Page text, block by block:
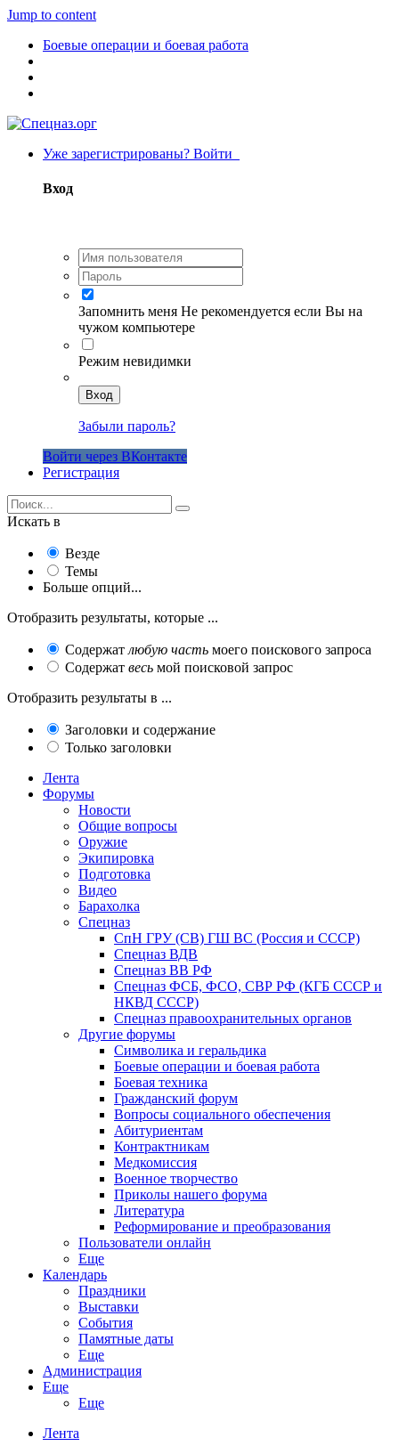
Jump to content
Боевые операции и боевая работа
Уже зарегистрированы? Войти
Вход
Запомнить меня Не рекомендуется если Вы на
чужом компьютере
Режим невидимки
Вход
Забыли пароль?
Войти через ВКонтакте
Регистрация
Искать в
Везде
Темы
Больше опций...
Отобразить результаты, которые ...
Содержат любую часть моего поискового запроса
Содержат весь мой поисковой запрос
Отобразить результаты в ...
Заголовки и содержание
Только заголовки
Лента
Форумы
Новости
Общие вопросы
Оружие
Экипировка
Подготовка
Видео
Барахолка
Спецназ
СпН ГРУ (СВ) ГШ ВС (Россия и СССР)
Спецназ ВДВ
Спецназ ВВ РФ
Спецназ ФСБ, ФСО, СВР РФ (КГБ СССР и
НКВД СССР)
Спецназ правоохранительных органов
Другие форумы
Символика и геральдика
Боевые операции и боевая работа
Боевая техника
Гражданский форум
Вопросы социального обеспечения
Абитуриентам
Контрактникам
Медкомиссия
Военное творчество
Приколы нашего форума
Литература
Реформирование и преобразования
Пользователи онлайн
Еще
Календарь
Праздники
Выставки
События
Памятные даты
Еще
Администрация
Еще
Еще
Лента